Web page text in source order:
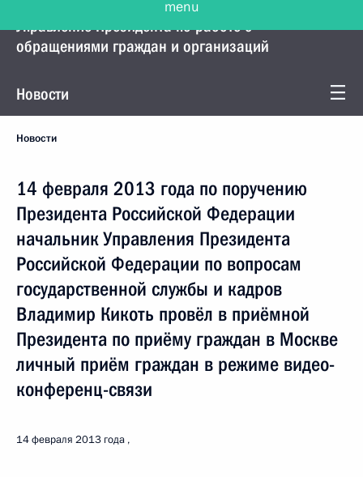
Управление Президента по работе с
обращениями граждан и организаций
Новости
Новости
14 февраля 2013 года по поручению
Президента Российской Федерации
начальник Управления Президента
Российской Федерации по вопросам
государственной службы и кадров
Владимир Кикоть провёл в приёмной
Президента по приёму граждан в Москве
личный приём граждан в режиме видео-
конференц-связи
14 февраля 2013 года